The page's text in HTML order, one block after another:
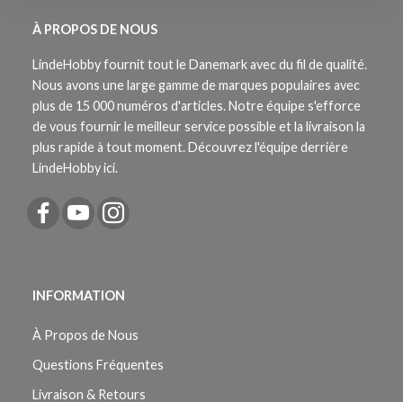
À PROPOS DE NOUS
LindeHobby fournit tout le Danemark avec du fil de qualité.
Nous avons une large gamme de marques populaires avec
plus de 15 000 numéros d'articles. Notre équipe s'efforce
de vous fournir le meilleur service possible et la livraison la
plus rapide à tout moment. Découvrez l'équipe derrière
LindeHobby ici.
INFORMATION
À Propos de Nous
Questions Fréquentes
Livraison & Retours